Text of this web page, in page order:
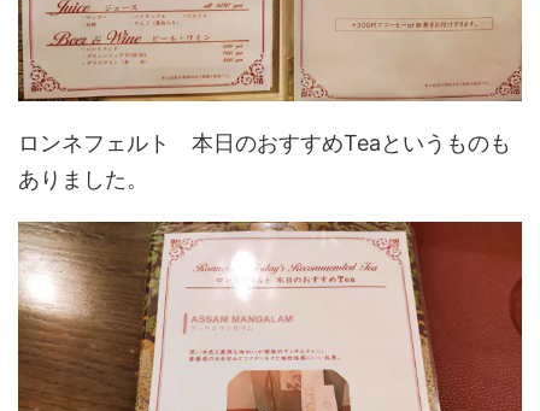
ロンネフェルト 本日のおすすめTeaというものも
ありました。